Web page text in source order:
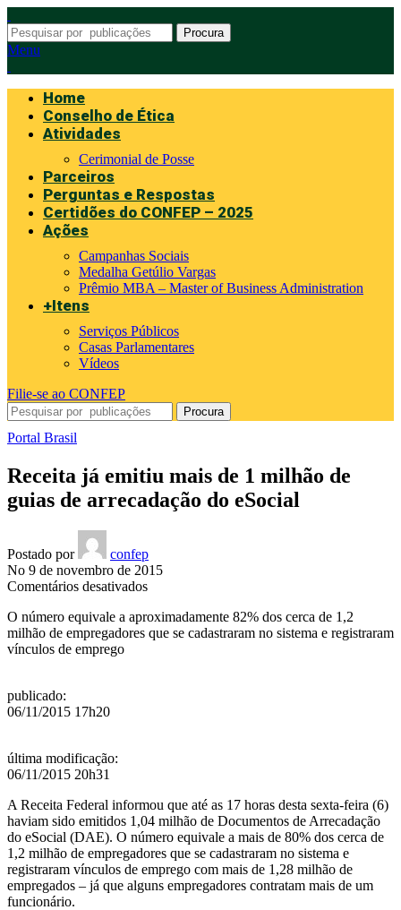
Procura
Menu
Home
Conselho de Ética
Atividades
Cerimonial de Posse
Parceiros
Perguntas e Respostas
Certidões do CONFEP – 2025
Ações
Campanhas Sociais
Medalha Getúlio Vargas
Prêmio MBA – Master of Business Administration
+Itens
Serviços Públicos
Casas Parlamentares
Vídeos
Filie-se ao CONFEP
Procura
Portal Brasil
Receita já emitiu mais de 1 milhão de
guias de arrecadação do eSocial
Postado por
confep
No 9 de novembro de 2015
Comentários desativadosem
já
emitiu
O número equivale a aproximadamente 82% dos cerca de 1,2
milhão de empregadores que se cadastraram no sistema e registraram
vínculos de emprego
publicado:
06/11/2015 17h20
última modificação:
06/11/2015 20h31
A Receita Federal informou que até as 17 horas desta sexta-feira (6)
haviam sido emitidos 1,04 milhão de Documentos de Arrecadação
do eSocial (DAE). O número equivale a mais de 80% dos cerca de
1,2 milhão de empregadores que se cadastraram no sistema e
registraram vínculos de emprego com mais de 1,28 milhão de
empregados – já que alguns empregadores contratam mais de um
funcionário.